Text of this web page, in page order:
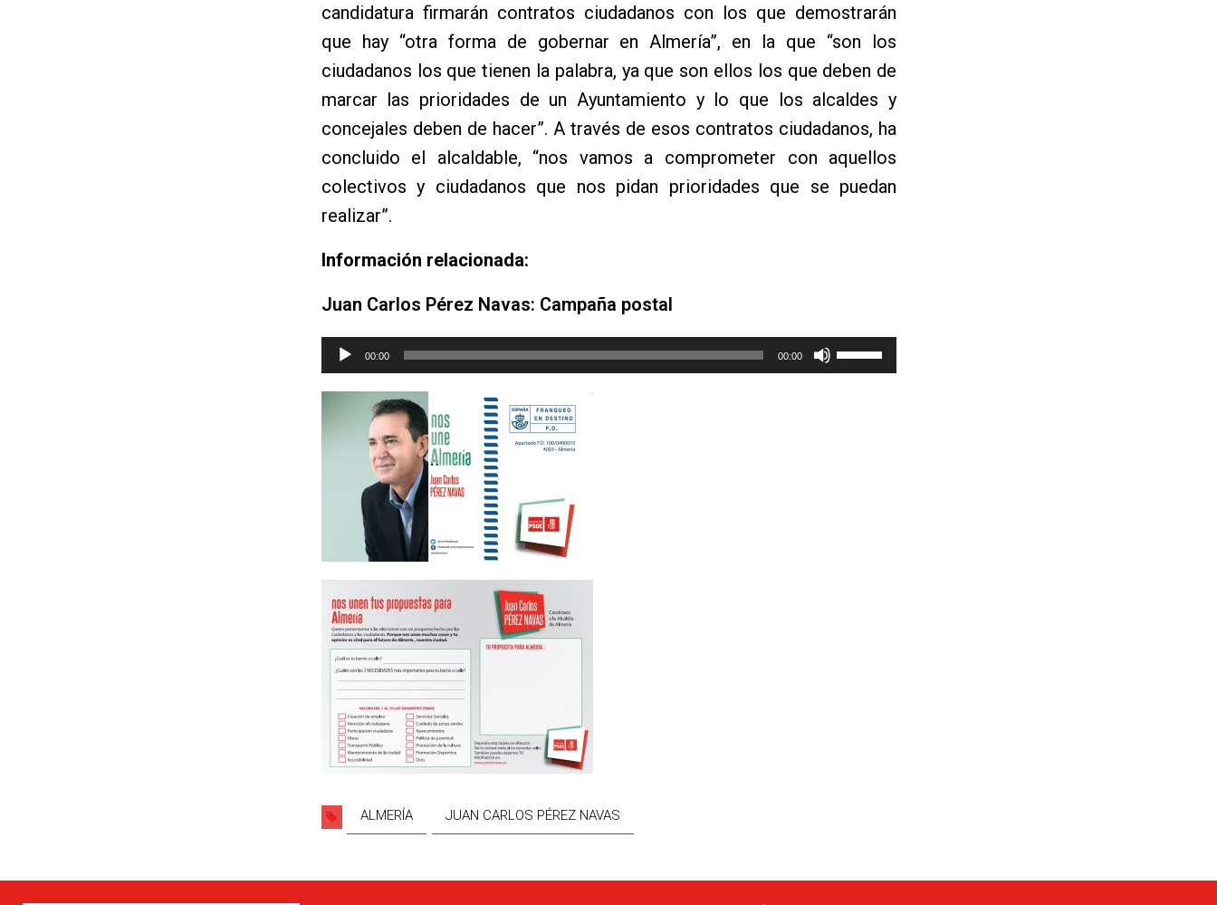
candidatura firmarán contratos ciudadanos con los que demostrarán
que hay “otra forma de gobernar en Almería”, en la que “son los
ciudadanos los que tienen la palabra, ya que son ellos los que deben de
marcar las prioridades de un Ayuntamiento y lo que los alcaldes y
concejales deben de hacer”. A través de esos contratos ciudadanos, ha
concluido el alcaldable, “nos vamos a comprometer con aquellos
colectivos y ciudadanos que nos pidan prioridades que se puedan
realizar”.
Información relacionada:
Juan Carlos Pérez Navas: Campaña postal
Reproductor
00:00 00:00
ALMERÍA JUAN CARLOS PÉREZ NAVAS